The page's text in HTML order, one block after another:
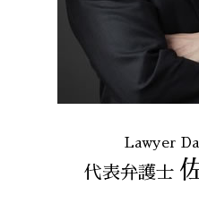
振り込め詐欺 23
Lawyer
代表弁護士